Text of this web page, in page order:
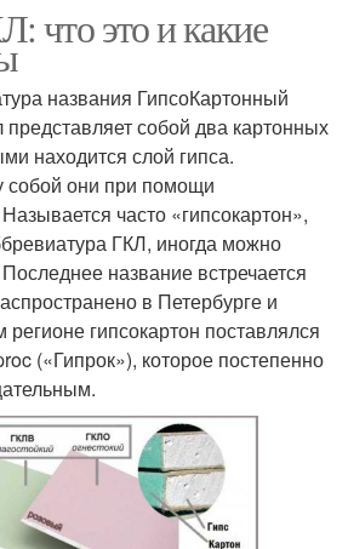
что это и какие
названия ГипсоКартонный
собой два картонных
находится слой гипса.
они при помощи
часто «гипсокартон»,
ГКЛ, иногда можно
название встречается
в Петербурге и
регионе гипсокартон поставлялся
(«Гипрок»), которое постепенно